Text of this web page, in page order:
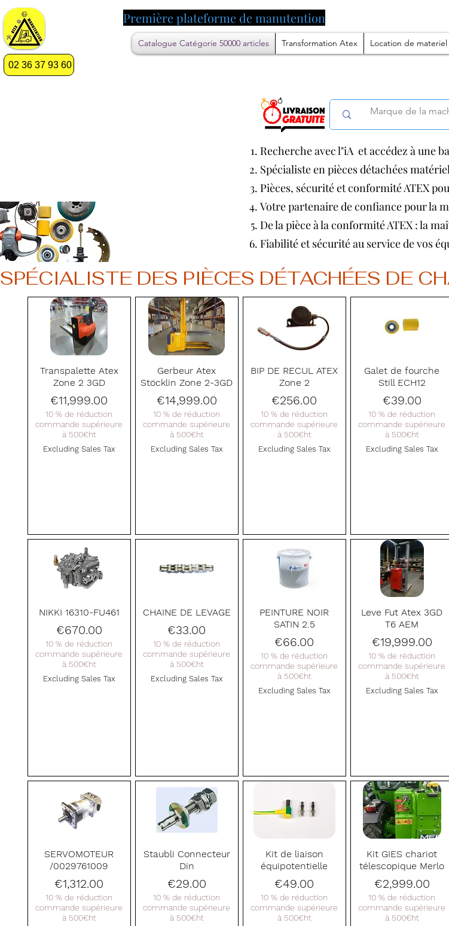
Catalogue Catégorie 50000 articles Transformation Atex Location de
02 36 37 93 60
Première plateforme de manutention
Recherche avec l"iA et accédez à une
Spécialiste en pièces détachées
Pièces, sécurité et conformité ATEX
Votre partenaire de confiance pour la
De la pièce à la conformité ATEX : la
Fiabilité et sécurité au service de vos
SPÉCIALISTE DES PIÈCES DÉTACHÉES DE
Quick View
Transpalette Atex
Zone 2 3GD
Price
€11,999.00
10 % de réduction
commande supérieure
à 500€ht
Excluding Sales Tax
Quick View
Gerbeur Atex
Stöcklin Zone 2-3GD
Price
€14,999.00
10 % de réduction
commande supérieure
à 500€ht
Excluding Sales Tax
Quick View
BIP DE RECUL ATEX
Zone 2
Price
€256.00
10 % de réduction
commande supérieure
à 500€ht
Excluding Sales Tax
Quick View
Galet de fourche
Still ECH12
Price
€39.00
10 % de réduction
commande supérieure
à 500€ht
Excluding Sales Tax
Quick View
NIKKI 16310-FU461
Price
€670.00
10 % de réduction
commande supérieure
à 500€ht
Excluding Sales Tax
Quick View
CHAINE DE LEVAGE
Price
€33.00
10 % de réduction
commande supérieure
à 500€ht
Excluding Sales Tax
Quick View
PEINTURE NOIR
SATIN 2.5
Price
€66.00
10 % de réduction
commande supérieure
à 500€ht
Excluding Sales Tax
Quick View
Leve Fut Atex 3GD
T6 AEM
Price
€19,999.00
10 % de réduction
commande supérieure
à 500€ht
Excluding Sales Tax
Quick View
SERVOMOTEUR
/0029761009
Price
€1,312.00
10 % de réduction
commande supérieure
à 500€ht
Quick View
Staubli Connecteur
Din
Price
€29.00
10 % de réduction
commande supérieure
à 500€ht
Quick View
Kit de liaison
équipotentielle
Price
€49.00
10 % de réduction
commande supérieure
à 500€ht
Quick View
Kit GIES chariot
télescopique Merlo
Price
€2,999.00
10 % de réduction
commande supérieure
à 500€ht